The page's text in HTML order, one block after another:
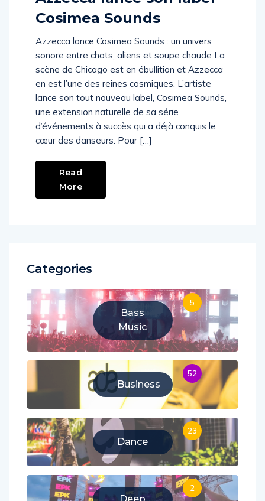
Cosimea Sounds
Azzecca lance Cosimea Sounds : un univers
sonore entre chats, aliens et soupe chaude La
scène de Chicago est en ébullition et Azzecca
en est l’une des reines cosmiques. L’artiste
lance son tout nouveau label, Cosimea Sounds,
une extension naturelle de sa série
d’événements à succès qui a déjà conquis le
cœur des danseurs. Pour […]
Read
More
Categories
Bass
Music
5
Business
52
Dance
23
2